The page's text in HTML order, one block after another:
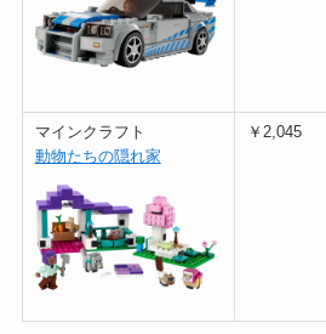
マインクラフト
動物たちの隠れ家
￥2,045